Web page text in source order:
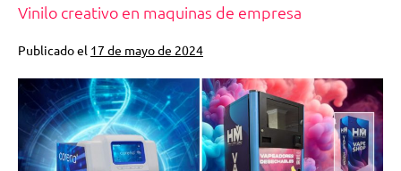
Vinilo creativo en maquinas de empresa
Publicado el 17 de mayo de 2024